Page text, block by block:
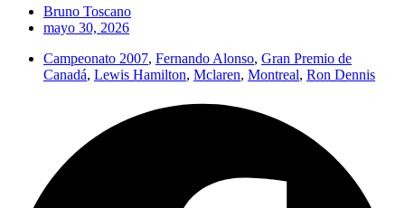
Bruno Toscano
mayo 30, 2026
Campeonato 2007, Fernando Alonso, Gran Premio de
Canadá, Lewis Hamilton, Mclaren, Montreal, Ron Dennis